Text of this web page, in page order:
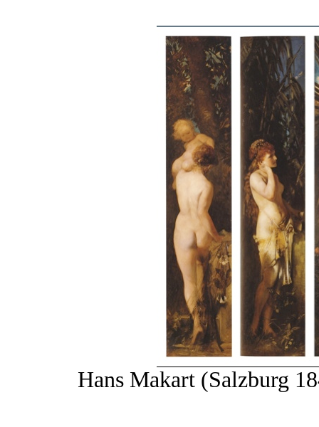
Hans Makart (Salzburg